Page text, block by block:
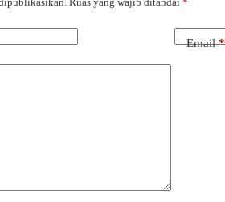
Email*